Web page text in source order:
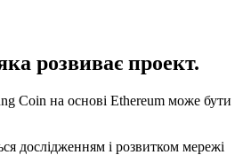
розвиває проект.
Coin на основі Ethereum може бути
дослідженням і розвитком мережі